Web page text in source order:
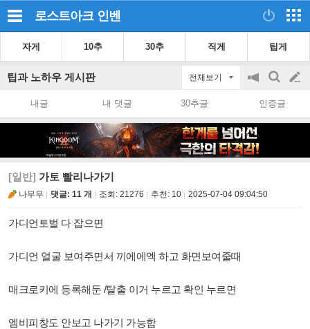
로스트아크 인벤
자게 10추 30추 직게 팁게
팁과 노하우 게시판 전체보기
공
on/off
검
색
글
쓰
내글 내 댓글 30추글 인증글
[일반] 가토 빨리나가기
나무무 댓글: 11 개 조회: 21276 추천: 10 2025-07-04 09:04:50
가디언토벌 다 잡으면
가디언 얼굴 보여주면서 끼에에엑 하고 화면보여줄때
매크로키에 등록해둔 /탈출 이거 누르고 확인 누르면
엠비피창도 안보고 나가기 가능함